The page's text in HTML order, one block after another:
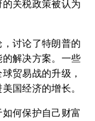
关税政策被认为
讨论了特朗普的
解决方案。一些
贸易战的升级，
国经济的增长。
何保护自己财富